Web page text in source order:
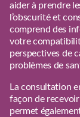
aider à prendre
l’obscurité et
comprend des
votre
perspectives de
problèmes de
La consultation
façon de
permet